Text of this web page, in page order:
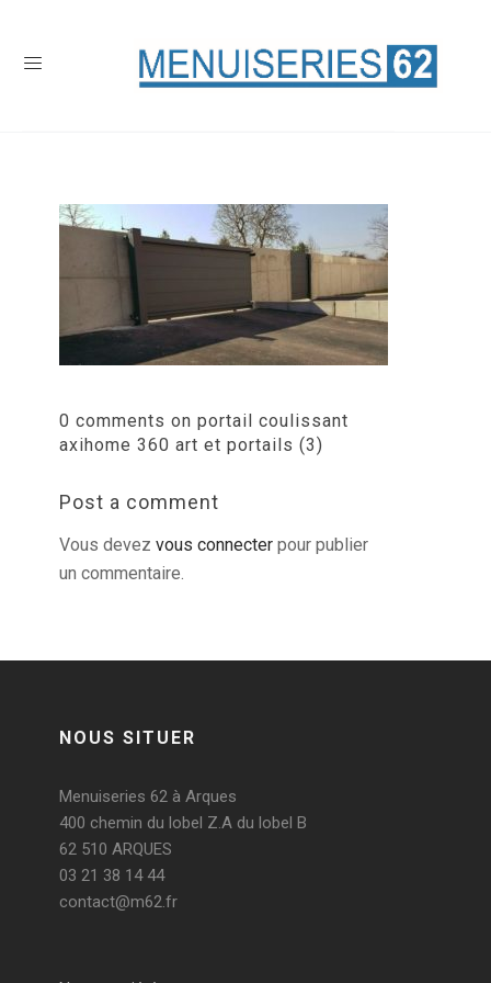
0 comments on portail coulissant
axihome 360 art et portails (3)
Post a comment
Vous devez vous connecter pour publier
un commentaire.
NOUS SITUER
Menuiseries 62 à Arques
400 chemin du lobel Z.A du lobel B
62 510 ARQUES
03 21 38 14 44
contact@m62.fr